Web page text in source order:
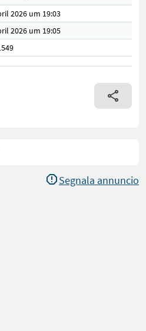
2026 um 19:03
2026 um 19:05
Segnala annuncio